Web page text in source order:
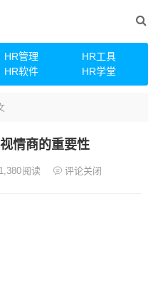
HR管理
HR工具
HR软件 HR学堂
情商的重要性
阅读 评论关闭